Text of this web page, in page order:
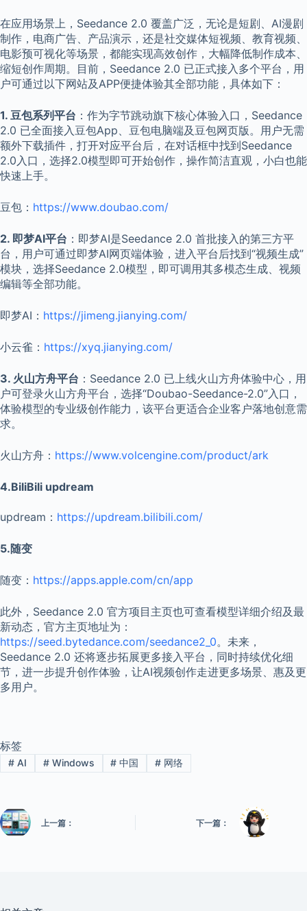
在应用场景上，Seedance 2.0 覆盖广泛，无论是短剧、AI漫剧
制作，电商广告、产品演示，还是社交媒体短视频、教育视频、
电影预可视化等场景，都能实现高效创作，大幅降低制作成本、
缩短创作周期。目前，Seedance 2.0 已正式接入多个平台，用
户可通过以下网站及APP便捷体验其全部功能，具体如下：
1. 豆包系列平台 ：作为字节跳动旗下核心体验入口，Seedance
2.0 已全面接入豆包App、豆包电脑端及豆包网页版。用户无需
额外下载插件，打开对应平台后，在对话框中找到Seedance
2.0入口，选择2.0模型即可开始创作，操作简洁直观，小白也能
快速上手。
豆包： https://www.doubao.com/
2. 即梦AI平台 ：即梦AI是Seedance 2.0 首批接入的第三方平
台，用户可通过即梦AI网页端体验，进入平台后找到“视频生成”
模块，选择Seedance 2.0模型，即可调用其多模态生成、视频
编辑等全部功能。
即梦AI： https://jimeng.jianying.com/
小云雀： https://xyq.jianying.com/
3. 火山方舟平台 ：Seedance 2.0 已上线火山方舟体验中心，用
户可登录火山方舟平台，选择“Doubao-Seedance-2.0”入口，
体验模型的专业级创作能力，该平台更适合企业客户落地创意需
求。
火山方舟： https://www.volcengine.com/product/ark
4.BiliBili updream
updream： https://updream.bilibili.com/
5.随变
随变： https://apps.apple.com/cn/app
此外，Seedance 2.0 官方项目主页也可查看模型详细介绍及最
新动态，官方主页地址为：
https://seed.bytedance.com/seedance2_0。未来，
Seedance 2.0 还将逐步拓展更多接入平台，同时持续优化细
节，进一步提升创作体验，让AI视频创作走进更多场景、惠及更
多用户。
标签
#AI #Windows # 中国 # 网络
上一篇： 下一篇：